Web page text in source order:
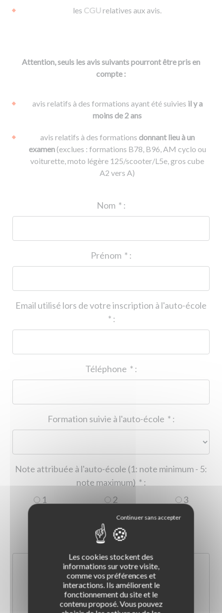
les CGUrelatives aux avis.
Attention, seuls les avis suivants pourront être pris en
compte :
avis relatifs à des formations ayant été suivies il y a
moins de 2 ans
avis relatifs à des formations donnant lieu à un
examen(exclues : formations B78, B96, AM cyclo ou
voiturette, moto légère 125/scooter/L5e, gros cube
A2 vers A)
* :
* :
Email utilisé lors de votre inscription à l'auto-école
* :
* :
* :
Note attribuée à l'auto-école (1: note minimum - 5:
* :
1
2
3
5
Les cookies stockent des
informations sur votre visite,
comme vos préférences et
interactions. Ils améliorent le
fonctionnement du site et le
contenu proposé. Vous pouvez